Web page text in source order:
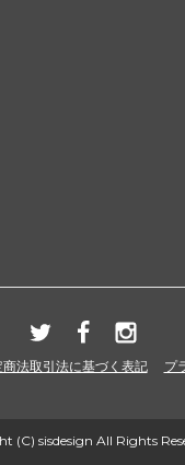
商法取引法に基づく表記 プ
(C) sisdesign All Rights